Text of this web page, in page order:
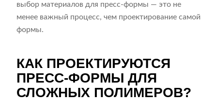
выбор материалов для пресс-формы — это не
менее важный процесс, чем проектирование самой
формы.
КАК ПРОЕКТИРУЮТСЯ
ПРЕСС-ФОРМЫ ДЛЯ
СЛОЖНЫХ ПОЛИМЕРОВ?